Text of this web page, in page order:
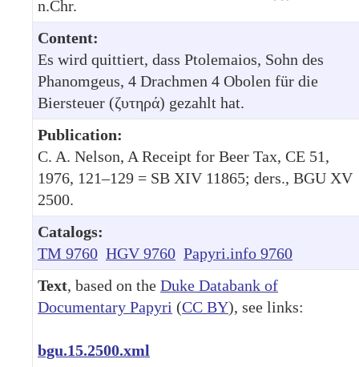
n.Chr.
Content:
Es wird quittiert, dass Ptolemaios, Sohn des
Phanomgeus, 4 Drachmen 4 Obolen für die
Biersteuer (ζυτηρά) gezahlt hat.
Publication:
C. A. Nelson, A Receipt for Beer Tax, CE 51,
1976, 121–129 = SB XIV 11865; ders., BGU XV
2500.
Catalogs:
TM 9760 HGV 9760 Papyri.info 9760
Text, based on the Duke Databank of
Documentary Papyri (CC BY), see links:
bgu.15.2500.xml